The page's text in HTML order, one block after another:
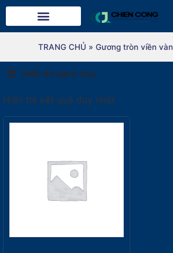
TRANG CHỦ » Gương tròn viền
Hiển thị danh mục
Hiển thị kết quả duy nhất